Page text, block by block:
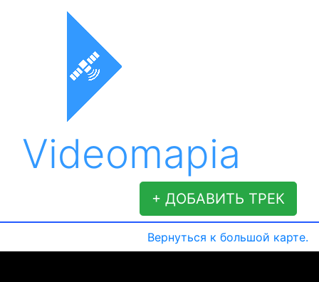
Videomapia
+ ДОБАВИТЬ ТРЕК
Вернуться к большой карте.